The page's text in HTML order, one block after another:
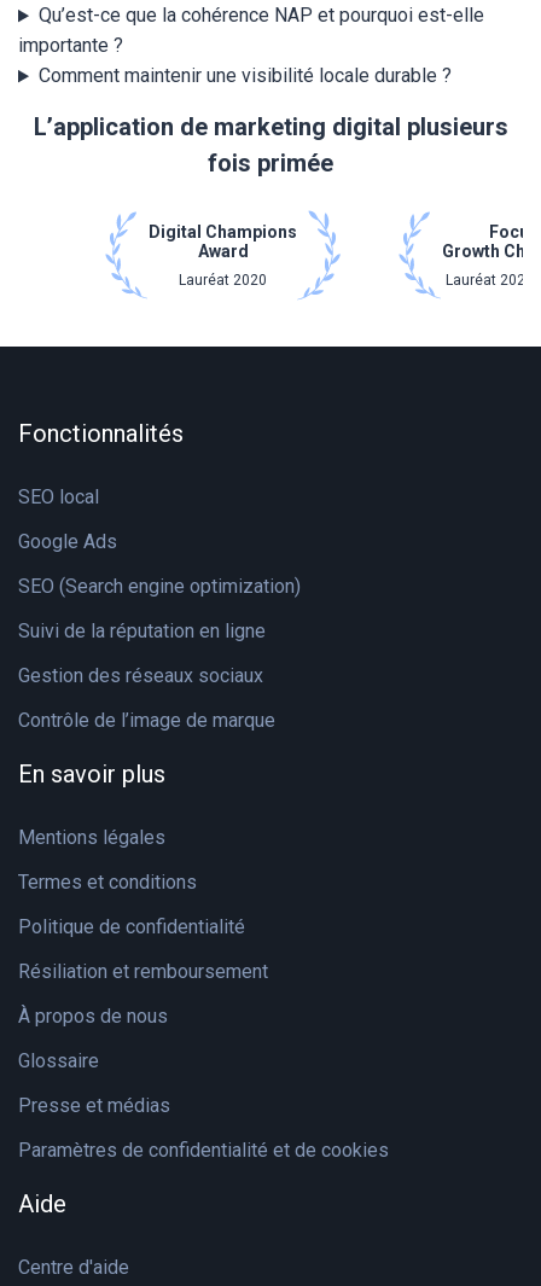
Qu’est-ce que la cohérence NAP et pourquoi est-elle
importante ?
Comment maintenir une visibilité locale durable ?
L’application de marketing digital plusieurs
fois primée
Digital Champions
Award
Lauréat 2020
Focus
Growth
Lauréat 2021
Fonctionnalités
SEO local
Google Ads
SEO (Search engine optimization)
Suivi de la réputation en ligne
Gestion des réseaux sociaux
Contrôle de l’image de marque
En savoir plus
Mentions légales
Termes et conditions
Politique de confidentialité
Résiliation et remboursement
À propos de nous
Glossaire
Presse et médias
Paramètres de confidentialité et de cookies
Aide
Centre d'aide